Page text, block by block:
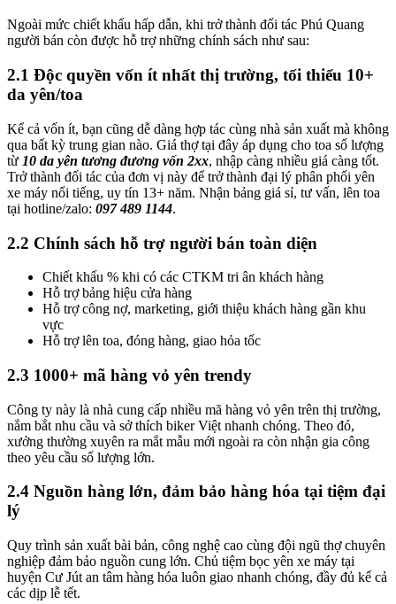
Ngoài mức chiết khấu hấp dẫn, khi trở thành đối tác Phú Quang
người bán còn được hỗ trợ những chính sách như sau:
2.1 Độc quyền vốn ít nhất thị trường, tối thiểu 10+
da yên/toa
Kể cả vốn ít, bạn cũng dễ dàng hợp tác cùng nhà sản xuất mà không
qua bất kỳ trung gian nào. Giá thợ tại đây áp dụng cho toa số lượng
từ 10 da yên tương đương vốn 2xx, nhập càng nhiều giá càng tốt.
Trở thành đối tác của đơn vị này để trở thành đại lý phân phối yên
xe máy nổi tiếng, uy tín 13+ năm. Nhận bảng giá sỉ, tư vấn, lên toa
tại hotline/zalo: 097 489 1144.
2.2 Chính sách hỗ trợ người bán toàn diện
Chiết khấu % khi có các CTKM tri ân khách hàng
Hỗ trợ bảng hiệu cửa hàng
Hỗ trợ công nợ, marketing, giới thiệu khách hàng gần khu
vực
Hỗ trợ lên toa, đóng hàng, giao hỏa tốc
2.3 1000+ mã hàng vỏ yên trendy
Công ty này là nhà cung cấp nhiều mã hàng vỏ yên trên thị trường,
nắm bắt nhu cầu và sở thích biker Việt nhanh chóng. Theo đó,
xưởng thường xuyên ra mắt mẫu mới ngoài ra còn nhận gia công
theo yêu cầu số lượng lớn.
2.4 Nguồn hàng lớn, đảm bảo hàng hóa tại tiệm đại
lý
Quy trình sản xuất bài bản, công nghệ cao cùng đội ngũ thợ chuyên
nghiệp đảm bảo nguồn cung lớn. Chủ tiệm bọc yên xe máy tại
huyện Cư Jút an tâm hàng hóa luôn giao nhanh chóng, đầy đủ kể cả
các dịp lễ tết.